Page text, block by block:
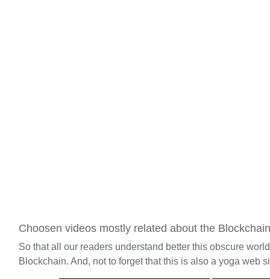
Choosen videos mostly related about the Blockchain
So that all our readers understand better this obscure
Blockchain. And, not to forget that this is also a yoga web